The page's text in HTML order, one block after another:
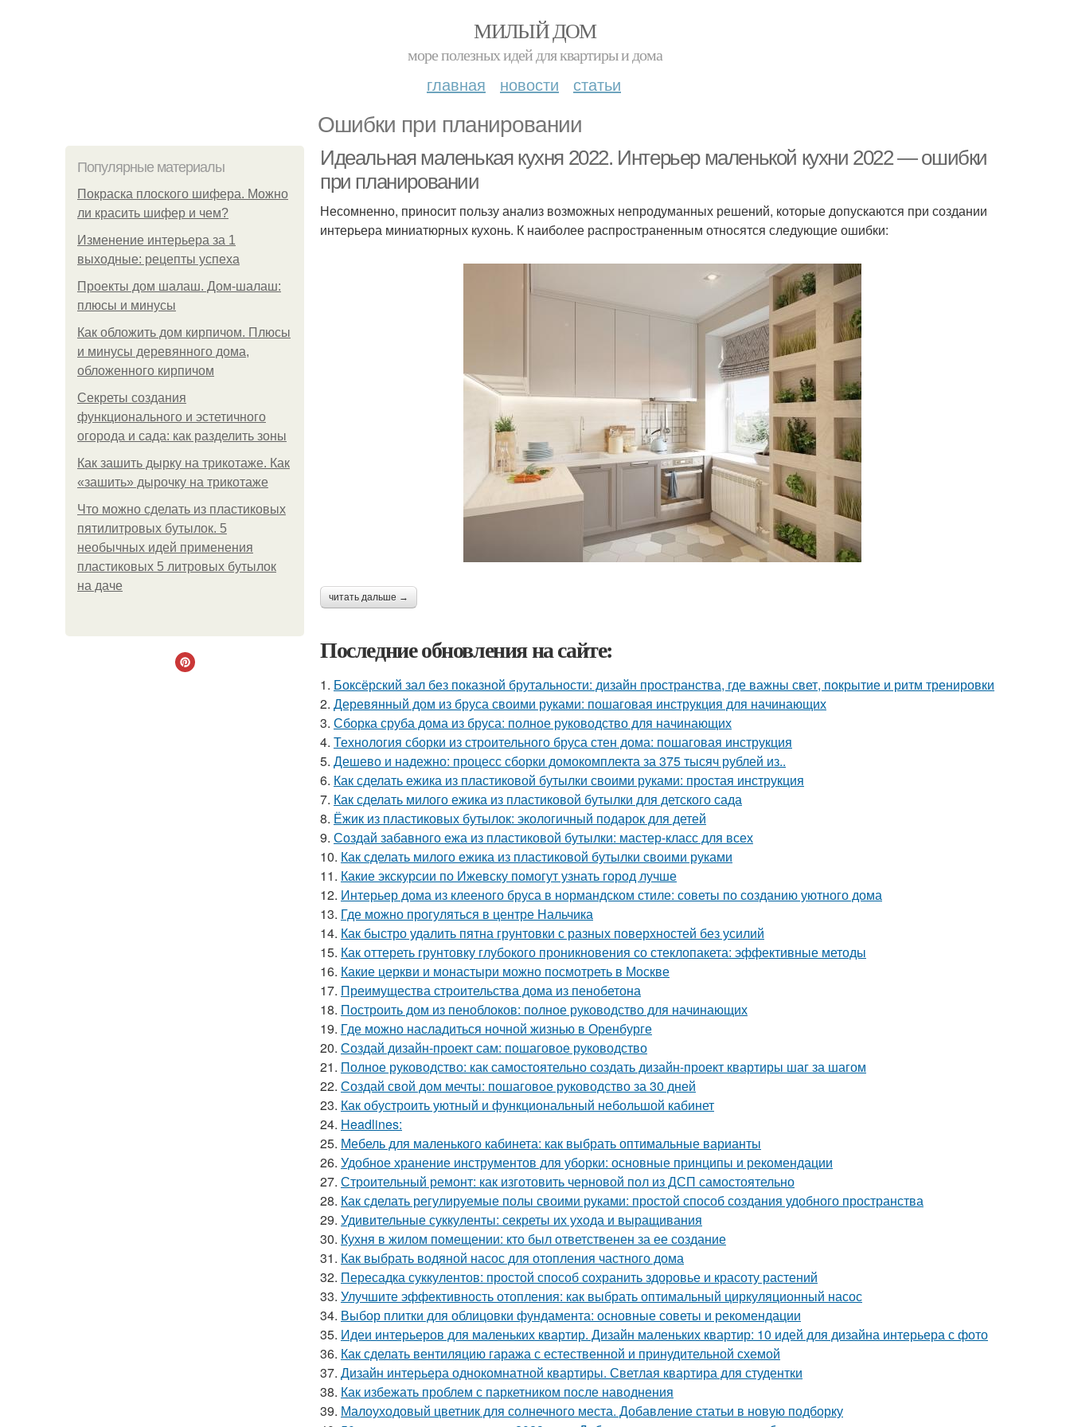
МИЛЫЙ ДОМ
море полезных идей для квартиры и дома
главная новости статьи
Ошибки при планировании
Популярные материалы
Покраска плоского шифера. Можно
ли красить шифер и чем?
Изменение интерьера за 1
выходные: рецепты успеха
Проекты дом шалаш. Дом-шалаш:
плюсы и минусы
Как обложить дом кирпичом. Плюсы
и минусы деревянного дома,
обложенного кирпичом
Секреты создания
функционального и эстетичного
огорода и сада: как разделить зоны
Как зашить дырку на трикотаже. Как
«зашить» дырочку на трикотаже
Что можно сделать из пластиковых
пятилитровых бутылок. 5
необычных идей применения
пластиковых 5 литровых бутылок
на даче
Идеальная маленькая кухня 2022. Интерьер маленькой кухни 2022 — ошибки
при планировании
Несомненно, приносит пользу анализ возможных непродуманных решений, которые допускаются при создании
интерьера миниатюрных кухонь. К наиболее распространенным относятся следующие ошибки:
читать дальше →
Последние обновления на сайте:
1. Боксёрский зал без показной брутальности: дизайн пространства, где важны свет, покрытие и ритм тренировки
2. Деревянный дом из бруса своими руками: пошаговая инструкция для начинающих
3. Сборка сруба дома из бруса: полное руководство для начинающих
4. Технология сборки из строительного бруса стен дома: пошаговая инструкция
5. Дешево и надежно: процесс сборки домокомплекта за 375 тысяч рублей из..
6. Как сделать ежика из пластиковой бутылки своими руками: простая инструкция
7. Как сделать милого ежика из пластиковой бутылки для детского сада
8. Ёжик из пластиковых бутылок: экологичный подарок для детей
9. Создай забавного ежа из пластиковой бутылки: мастер-класс для всех
10. Как сделать милого ежика из пластиковой бутылки своими руками
11. Какие экскурсии по Ижевску помогут узнать город лучше
12. Интерьер дома из клееного бруса в нормандском стиле: советы по созданию уютного дома
13. Где можно прогуляться в центре Нальчика
14. Как быстро удалить пятна грунтовки с разных поверхностей без усилий
15. Как оттереть грунтовку глубокого проникновения со стеклопакета: эффективные методы
16. Какие церкви и монастыри можно посмотреть в Москве
17. Преимущества строительства дома из пенобетона
18. Построить дом из пеноблоков: полное руководство для начинающих
19. Где можно насладиться ночной жизнью в Оренбурге
20. Создай дизайн-проект сам: пошаговое руководство
21. Полное руководство: как самостоятельно создать дизайн-проект квартиры шаг за шагом
22. Создай свой дом мечты: пошаговое руководство за 30 дней
23. Как обустроить уютный и функциональный небольшой кабинет
24. Headlines:
25. Мебель для маленького кабинета: как выбрать оптимальные варианты
26. Удобное хранение инструментов для уборки: основные принципы и рекомендации
27. Строительный ремонт: как изготовить черновой пол из ДСП самостоятельно
28. Как сделать регулируемые полы своими руками: простой способ создания удобного пространства
29. Удивительные суккуленты: секреты их ухода и выращивания
30. Кухня в жилом помещении: кто был ответственен за ее создание
31. Как выбрать водяной насос для отопления частного дома
32. Пересадка суккулентов: простой способ сохранить здоровье и красоту растений
33. Улучшите эффективность отопления: как выбрать оптимальный циркуляционный насос
34. Выбор плитки для облицовки фундамента: основные советы и рекомендации
35. Идеи интерьеров для маленьких квартир. Дизайн маленьких квартир: 10 идей для дизайна интерьера с фото
36. Как сделать вентиляцию гаража с естественной и принудительной схемой
37. Дизайн интерьера однокомнатной квартиры. Светлая квартира для студентки
38. Как избежать проблем с паркетником после наводнения
39. Малоуходовый цветник для солнечного места. Добавление статьи в новую подборку